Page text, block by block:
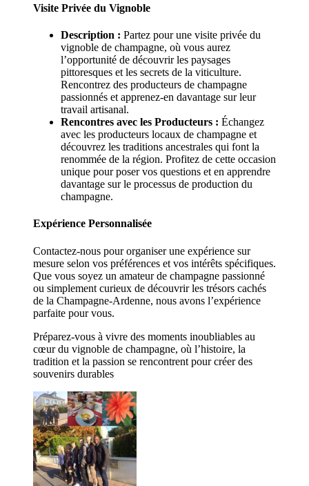
Visite Privée du Vignoble
Description : Partez pour une visite privée du
vignoble de champagne, où vous aurez
l’opportunité de découvrir les paysages
pittoresques et les secrets de la viticulture.
Rencontrez des producteurs de champagne
passionnés et apprenez-en davantage sur leur
travail artisanal.
Rencontres avec les Producteurs : Échangez
avec les producteurs locaux de champagne et
découvrez les traditions ancestrales qui font la
renommée de la région. Profitez de cette occasion
unique pour poser vos questions et en apprendre
davantage sur le processus de production du
champagne.
Expérience Personnalisée
Contactez-nous pour organiser une expérience sur
mesure selon vos préférences et vos intérêts spécifiques.
Que vous soyez un amateur de champagne passionné
ou simplement curieux de découvrir les trésors cachés
de la Champagne-Ardenne, nous avons l’expérience
parfaite pour vous.
Préparez-vous à vivre des moments inoubliables au
cœur du vignoble de champagne, où l’histoire, la
tradition et la passion se rencontrent pour créer des
souvenirs durables